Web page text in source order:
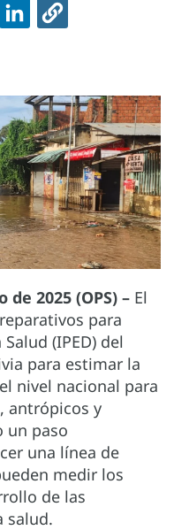
2025 (OPS) – El
para
(IPED) del
para estimar la
nivel nacional para
antrópicos y
un paso
una línea de
medir los
de las
salud.